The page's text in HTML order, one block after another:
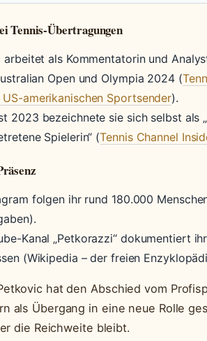
Tennis-Übertragungen
arbeitet als Kommentatorin und
Open und Olympia 2024 (
US-amerikanischen Sportsender).
2023 bezeichnete sie sich selbst als
Spielerin“ (Tennis Channel
folgen ihr rund 180.000
Kanal „Petkorazzi“ dokumentiert
(Wikipedia – der freien
hat den Abschied vom
als Übergang in eine neue Rolle
die Reichweite bleibt.